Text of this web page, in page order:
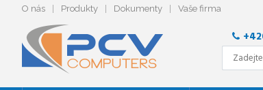
O nás Produkty Dokumenty Vaše firma